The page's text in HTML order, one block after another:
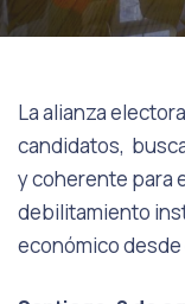
La alianza
candidatos,
y coherente para
debilitamiento
económico